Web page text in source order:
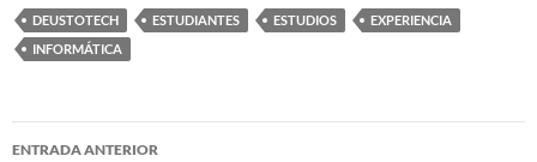
DEUSTOTECH ESTUDIANTES ESTUDIOS
EXPERIENCIA
INFORMÁTICA
Navegación
ENTRADA ANTERIOR